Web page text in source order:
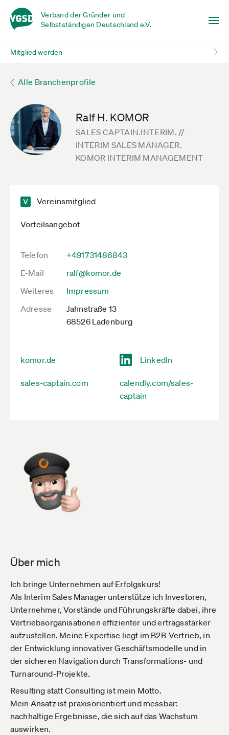
Verband der Gründer und
Selbstständigen Deutschland e.V.
Mitglied werden
Alle Branchenprofile
Ralf H. KOMOR
SALES CAPTAIN.INTERIM. //
INTERIM SALES MANAGER.
KOMOR INTERIM MANAGEMENT
Vereinsmitglied
Vorteilsangebot
Telefon
+491731486843
E-Mail
ralf@komor.de
Weiteres
Impressum
Adresse
Jahnstraße 13
68526 Ladenburg
komor.de LinkedIn
sales-captain.com
calendly.com/sales-
captain
Über mich
Ich bringe Unternehmen auf Erfolgskurs!
Als Interim Sales Manager unterstütze ich Investoren,
Unternehmer, Vorstände und Führungskräfte dabei, ihre
Vertriebsorganisationen effizienter und ertragsstärker
aufzustellen. Meine Expertise liegt im B2B-Vertrieb, in
der Entwicklung innovativer Geschäftsmodelle und in
der sicheren Navigation durch Transformations- und
Turnaround-Projekte.
Resulting statt Consulting ist mein Motto.
Mein Ansatz ist praxisorientiert und messbar:
nachhaltige Ergebnisse, die sich auf das Wachstum
auswirken.